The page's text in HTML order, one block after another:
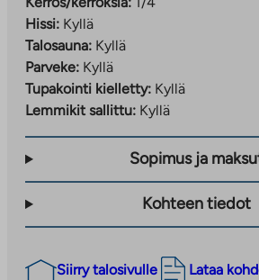
Hissi: Kyllä
Talosauna: Kyllä
Parveke: Kyllä
Tupakointi kielletty: Kyllä
Lemmikit sallittu: Kyllä
Sopimus ja
Kohteen tiedot
Siirry talosivulle Lataa
Linkki